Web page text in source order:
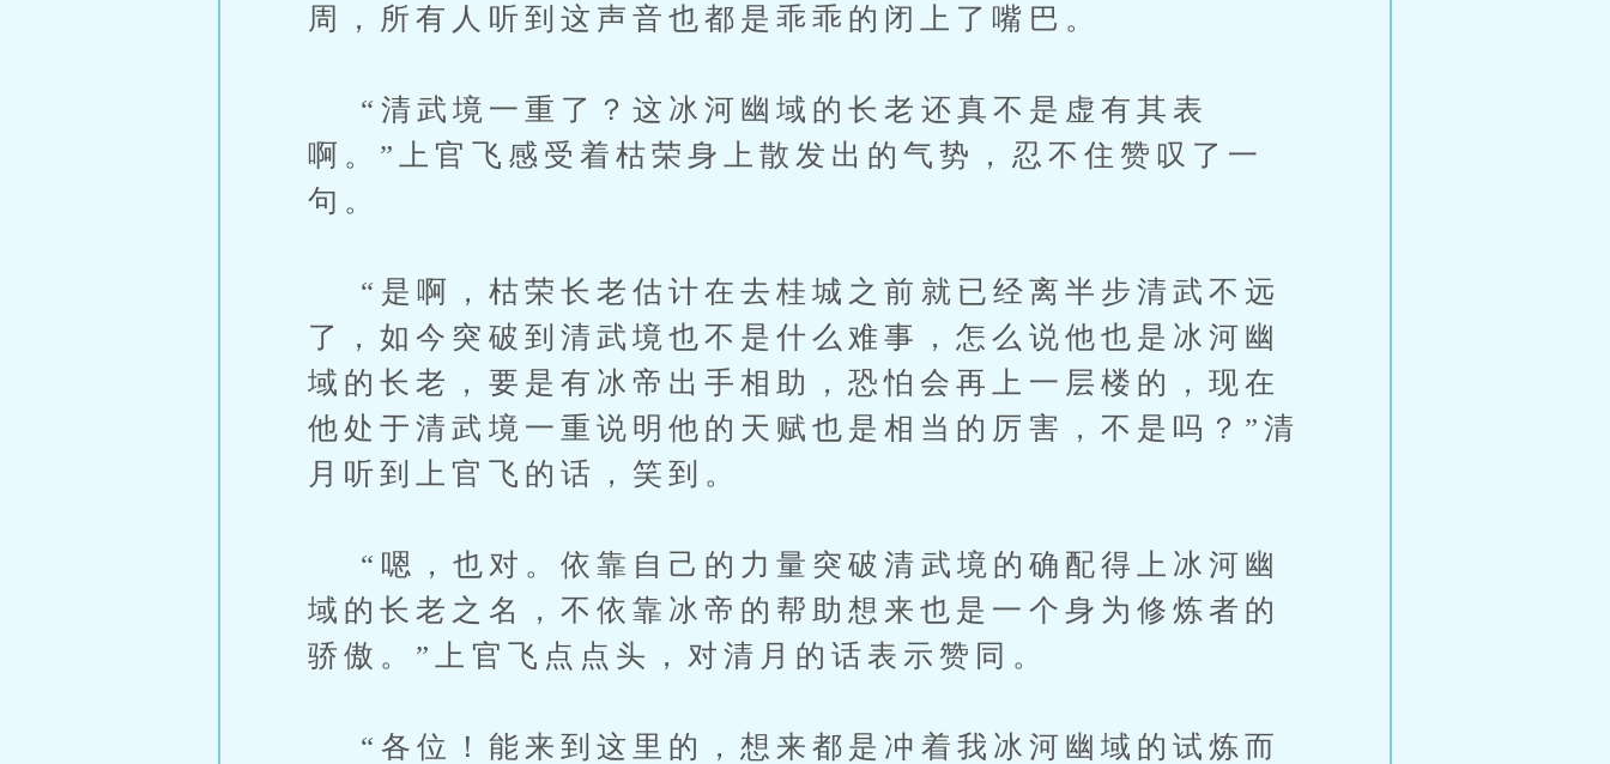
周，所有人听到这声音也都是乖乖的闭上了嘴巴。
“清武境一重了？这冰河幽域的长老还真不是虚有其表
啊。”上官飞感受着枯荣身上散发出的气势，忍不住赞叹了一
句。
“是啊，枯荣长老估计在去桂城之前就已经离半步清武不远
了，如今突破到清武境也不是什么难事，怎么说他也是冰河幽
域的长老，要是有冰帝出手相助，恐怕会再上一层楼的，现在
他处于清武境一重说明他的天赋也是相当的厉害，不是吗？”清
月听到上官飞的话，笑到。
“嗯，也对。依靠自己的力量突破清武境的确配得上冰河幽
域的长老之名，不依靠冰帝的帮助想来也是一个身为修炼者的
骄傲。”上官飞点点头，对清月的话表示赞同。
“各位！能来到这里的，想来都是冲着我冰河幽域的试炼而